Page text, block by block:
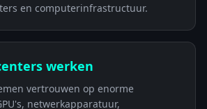
en computerinfrastructuur.
werken
vertrouwen op enorme
netwerkapparatuur,